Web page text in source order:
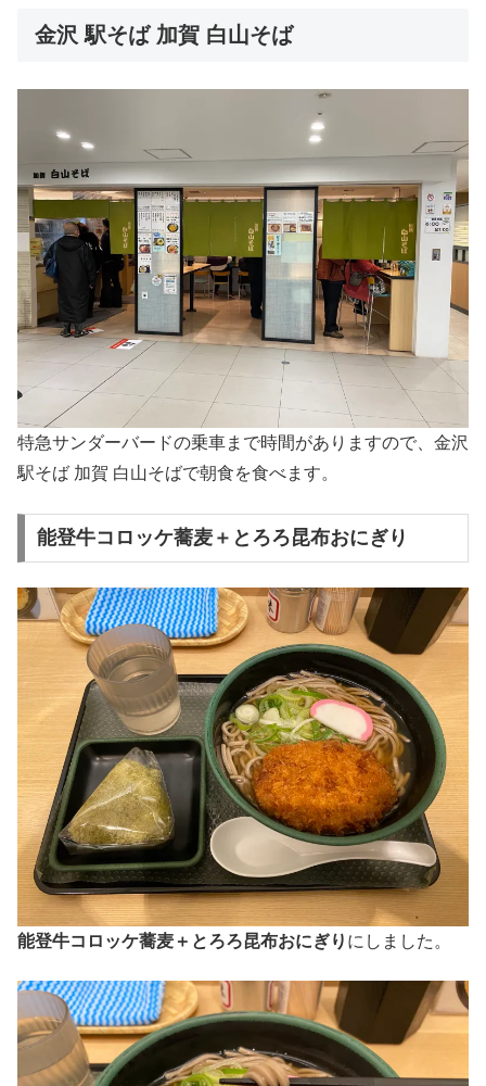
金沢 駅そば 加賀 白山そば
特急サンダーバードの乗車まで時間がありますので、金沢
駅そば 加賀 白山そばで朝食を食べます。
能登牛コロッケ蕎麦＋とろろ昆布おにぎり
能登牛コロッケ蕎麦＋とろろ昆布おにぎり にしました。